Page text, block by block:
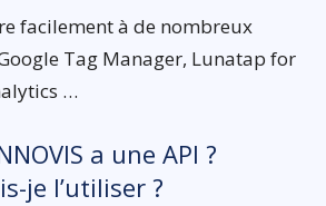
facilement à de nombreux
Tag Manager, Lunatap for
…
a une API ?
je l’utiliser ?